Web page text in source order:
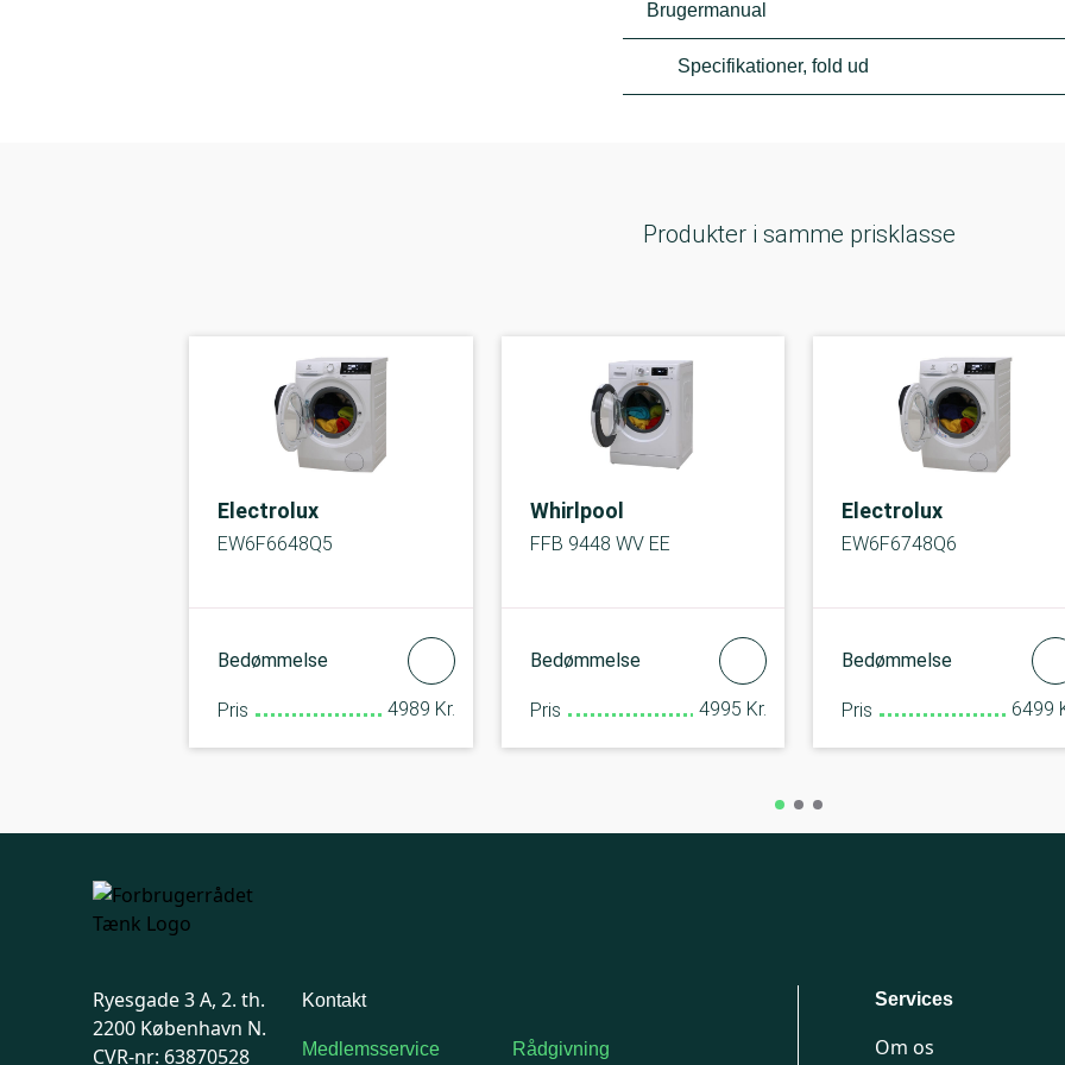
Brugermanual
Specifikationer, fold ud
Produkter i samme prisklasse
Electrolux
EW6F6648Q5
Bedømmelse
Pris 4989 Kr.
Whirlpool
FFB 9448 WV EE
Bedømmelse
Pris 4995 Kr.
Electrolux
EW6F6748Q6
Bedømmelse
Pris 6499
Ryesgade 3 A, 2. th.
2200 København N.
CVR-nr: 63870528
Kontakt
Medlemsservice Rådgivning
Services
Om os